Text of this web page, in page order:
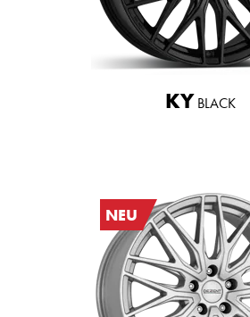
KY BLACK
NEU